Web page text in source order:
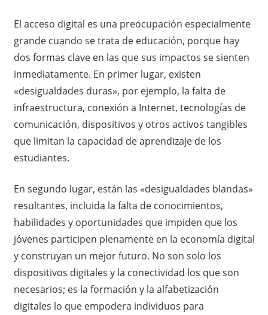
El acceso digital es una preocupación especialmente
grande cuando se trata de educación, porque hay
dos formas clave en las que sus impactos se sienten
inmediatamente. En primer lugar, existen
«desigualdades duras», por ejemplo, la falta de
infraestructura, conexión a Internet, tecnologías de
comunicación, dispositivos y otros activos tangibles
que limitan la capacidad de aprendizaje de los
estudiantes.
En segundo lugar, están las «desigualdades blandas»
resultantes, incluida la falta de conocimientos,
habilidades y oportunidades que impiden que los
jóvenes participen plenamente en la economía digital
y construyan un mejor futuro. No son solo los
dispositivos digitales y la conectividad los que son
necesarios; es la formación y la alfabetización
digitales lo que empodera individuos para